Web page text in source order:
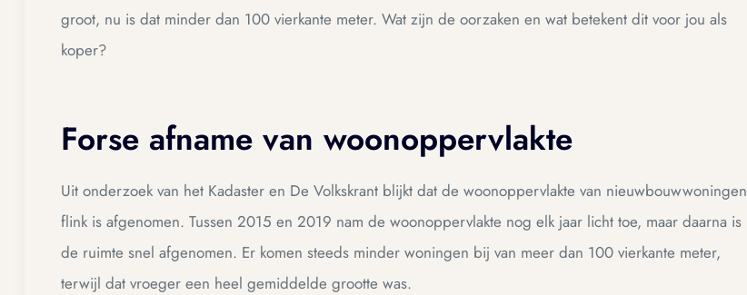
groot, nu is dat minder dan 100 vierkante meter. Wat zijn de oorzaken en wat betekent dit voor jou als
koper?
Forse afname van woonoppervlakte
Uit onderzoek van het Kadaster en De Volkskrant blijkt dat de woonoppervlakte van nieuwbouwwoningen
flink is afgenomen. Tussen 2015 en 2019 nam de woonoppervlakte nog elk jaar licht toe, maar daarna is
de ruimte snel afgenomen. Er komen steeds minder woningen bij van meer dan 100 vierkante meter,
terwijl dat vroeger een heel gemiddelde grootte was.